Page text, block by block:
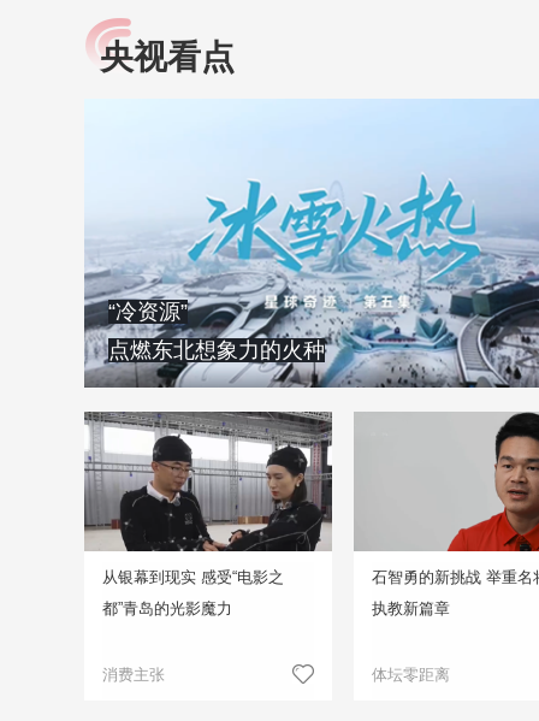
小央视频
央视网原创视频子品牌，
提高全民健康素养水
康》，向所有人分享
知识！
央视看点
“冷资源”
点燃东北想象力的火种
从银幕到现实 感受“电影之
都”青岛的光影魔力
消费主张
石智勇的新挑战 举重名
执教新篇章
体坛零距离